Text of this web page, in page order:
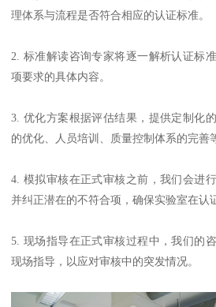
理体系与流程是否符合相应的认证标准。
2. 标准解读咨询专家将逐一解析认证标
项要求的具体内容。
3. 优化方案根据评估结果，提供定制化
的优化、人员培训、质量控制体系的完善
4. 模拟审核在正式审核之前，我们会进
并纠正潜在的不符合项，确保实验室在认
5. 现场指导在正式审核过程中，我们的
现场指导，以应对审核中的突发情况。